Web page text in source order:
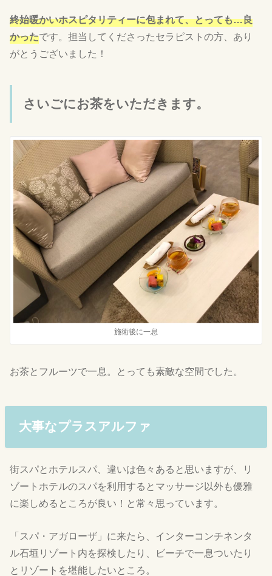
終始暖かいホスピタリティーに包まれて、とっても…良
かったです。担当してくださったセラピストの方、あり
がとうございました！
さいごにお茶をいただきます。
施術後に一息
お茶とフルーツで一息。とっても素敵な空間でした。
大事なプラスアルファ
街スパとホテルスパ、違いは色々あると思いますが、リ
ゾートホテルのスパを利用するとマッサージ以外も優雅
に楽しめるところが良い！と常々思っています。
「スパ・アガローザ」に来たら、インターコンチネンタ
ル石垣リゾート内を探検したり、ビーチで一息ついたり
とリゾートを堪能したいところ。